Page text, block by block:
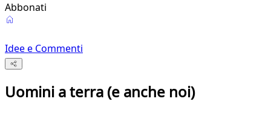
Abbonati
Idee e Commenti
Uomini a terra (e anche noi)